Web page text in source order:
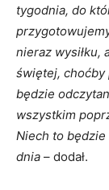
tygodnia, do
nieraz wysiłku,
świętej, choćby
będzie
wszystkim
Niech to
dnia – dodał.